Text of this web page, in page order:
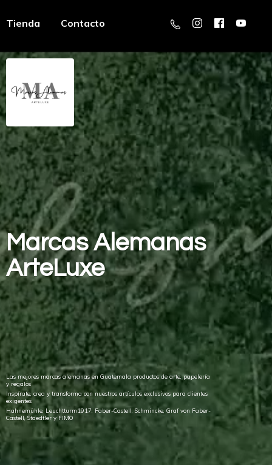
Tienda Contacto
MarcasAlemanas
ArteLuxe
Las mejores marcas alemanas en Guatemala productos de arte, papelería
y regalos
Inspírate, crea y transforma con nuestros artículos exclusivos para clientes
exigentes
Hahnemühle, Leuchtturm1917, Faber-Castell, Schmincke, Graf von Faber-
Castell, Staedtler y FIMO